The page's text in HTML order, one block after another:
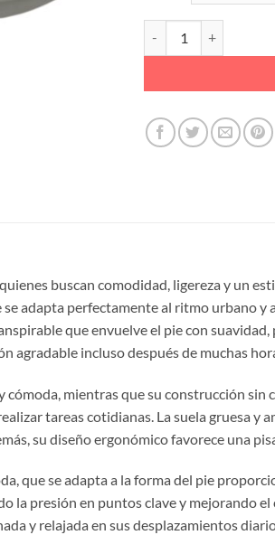
buscan comodidad, ligereza y un
adapta perfectamente al ritmo urbano y
que envuelve el pie con
agradable incluso después de muchas
mientras que su construcción
tareas cotidianas. La suela gruesa y
su diseño ergonómico favorece una
que se adapta a la forma del pie
la presión en puntos clave y mejorando
y relajada en sus desplazamientos